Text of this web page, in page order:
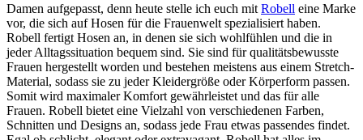
Damen aufgepasst, denn heute stelle ich euch mit Robell eine Marke
vor, die sich auf Hosen für die Frauenwelt spezialisiert haben.
Robell fertigt Hosen an, in denen sie sich wohlfühlen und die in
jeder Alltagssituation bequem sind. Sie sind für qualitätsbewusste
Frauen hergestellt worden und bestehen meistens aus einem Stretch-
Material, sodass sie zu jeder Kleidergröße oder Körperform passen.
Somit wird maximaler Komfort gewährleistet und das für alle
Frauen. Robell bietet eine Vielzahl von verschiedenen Farben,
Schnitten und Designs an, sodass jede Frau etwas passendes findet.